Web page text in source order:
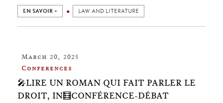
EN SAVOIR + LAW AND LITERATURE
March 20, 2025
Conferences
🎤LIRE UN ROMAN QUI FAIT PARLER LE
DROIT, IN🧮CONFÉRENCE-DÉBAT